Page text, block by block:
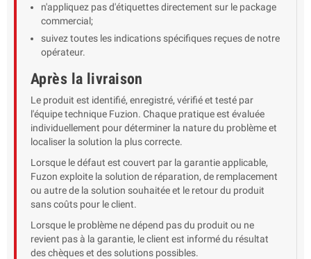
n'appliquez pas d'étiquettes directement sur le package
commercial;
suivez toutes les indications spécifiques reçues de notre
opérateur.
Après la livraison
Le produit est identifié, enregistré, vérifié et testé par
l'équipe technique Fuzion. Chaque pratique est évaluée
individuellement pour déterminer la nature du problème et
localiser la solution la plus correcte.
Lorsque le défaut est couvert par la garantie applicable,
Fuzon exploite la solution de réparation, de remplacement
ou autre de la solution souhaitée et le retour du produit
sans coûts pour le client.
Lorsque le problème ne dépend pas du produit ou ne
revient pas à la garantie, le client est informé du résultat
des chèques et des solutions possibles.